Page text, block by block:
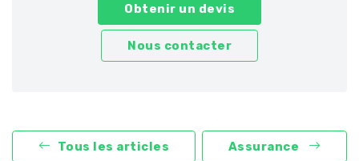
Obtenir un devis
Nous contacter
Tous les articles Assurance